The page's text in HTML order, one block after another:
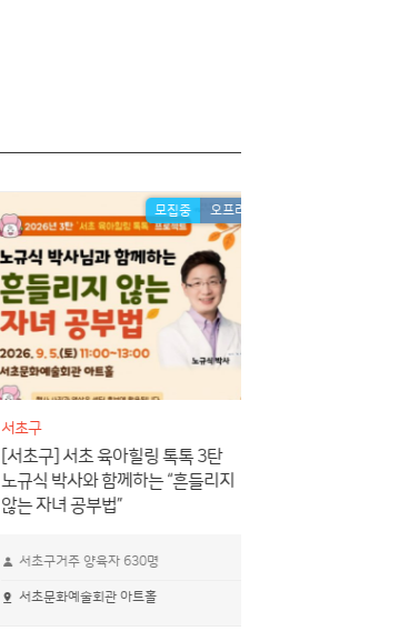
모집중 오프라인
서초구
[서초구] 서초 육아힐링 톡톡 3탄
노규식 박사와 함께하는 “흔들리지
않는 자녀 공부법”
서초구거주 양육자 630명
서초문화예술회관 아트홀